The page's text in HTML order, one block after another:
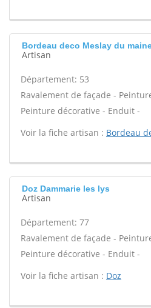
Bordeau deco Meslay du
Artisan
Département: 53
Ravalement de façade -
Peinture décorative - Enduit -
Voir la fiche artisan : Bordeau
Doz Dammarie les lys
Artisan
Département: 77
Ravalement de façade -
Peinture décorative - Enduit -
Voir la fiche artisan : Doz